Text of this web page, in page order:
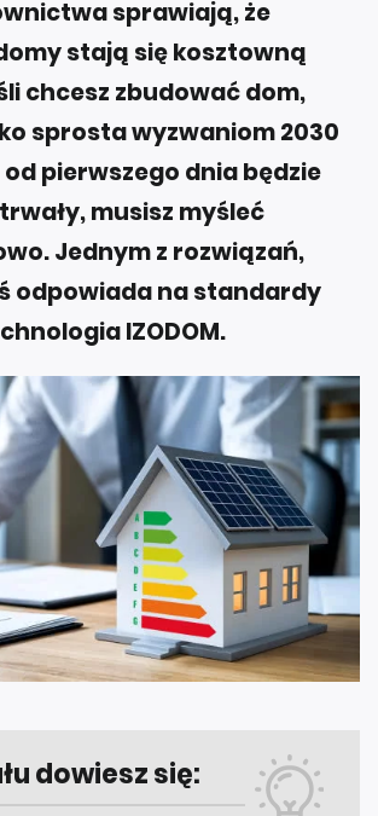
sprawiają, że
stają się kosztowną
chcesz zbudować dom,
sprosta wyzwaniom 2030
pierwszego dnia będzie
musisz myśleć
Jednym z rozwiązań,
odpowiada na standardy
IZODOM.
dowiesz się: